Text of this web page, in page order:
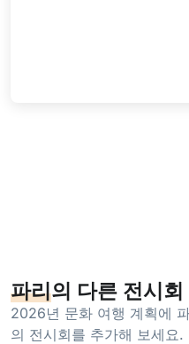
파리의 다른 전시회
2026년 문화 여행 계획에
의 전시회를 추가해 보세요.